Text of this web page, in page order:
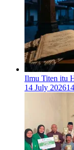
Ilmu Titen itu
14 July 2026